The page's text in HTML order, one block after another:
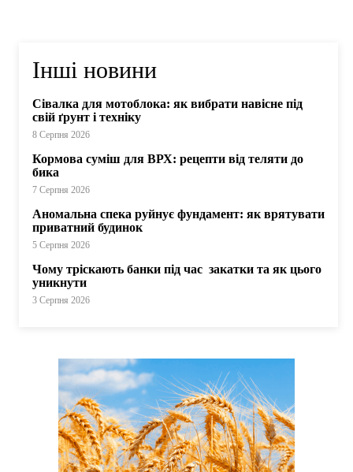
Інші новини
Сівалка для мотоблока: як вибрати навісне під
свій ґрунт і техніку
8 Серпня 2026
Кормова суміш для ВРХ: рецепти від теляти до
бика
7 Серпня 2026
Аномальна спека руйнує фундамент: як врятувати
приватний будинок
5 Серпня 2026
Чому тріскають банки під час закатки та як цього
уникнути
3 Серпня 2026